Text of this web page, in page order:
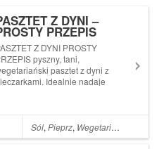
Z DYNI –
PRZEPIS
Z DYNI PROSTY
pyszny, tani,
pasztet z dyni z
Idealnie nadaje
przegapić żadnego nowego
Subskrybujcie mój
Sól,Pieprz, Wegetariańskie